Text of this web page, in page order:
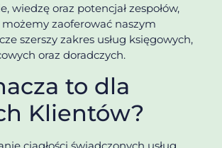
wiedzę oraz potencjał zespołów,
zaoferować naszym
szerszy zakres usług księgowych,
oraz doradczych.
to dla
Klientów?